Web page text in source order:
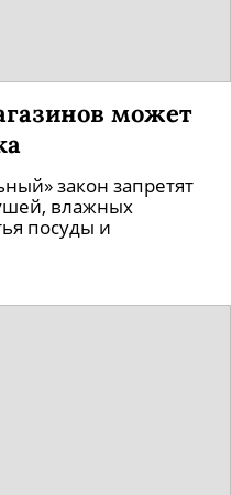
может
закон запретят
влажных
посуды и